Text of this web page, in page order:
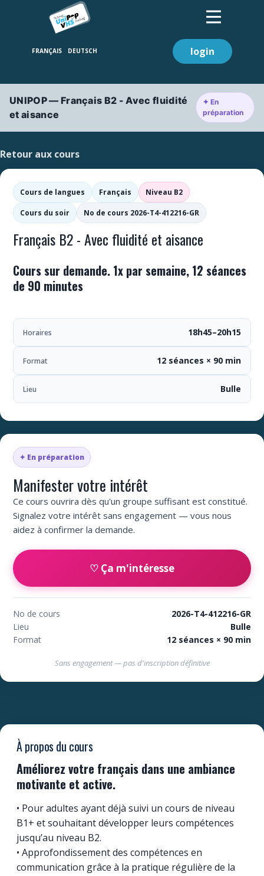
login
UNIPOP — Français B2 - Avec fluidité
et aisance
✦ En
préparation
Retour aux cours
Cours de langues Français Niveau B2
Cours du soir No de cours 2026-T4-412216-GR
Français B2 - Avec fluidité et aisance
Cours sur demande. 1x par semaine, 12 séances
de 90 minutes
Horaires 18h45–20h15
Format 12 séances × 90 min
Lieu Bulle
✦ En préparation
Manifester votre intérêt
Ce cours ouvrira dès qu'un groupe suffisant est constitué.
Signalez votre intérêt sans engagement — vous nous
aidez à confirmer la demande.
♡ Ça m'intéresse
No de cours
2026-T4-412216-GR
Lieu
Bulle
Format
12 séances × 90 min
Sans engagement — pas d'inscription définitive
À propos du cours
Améliorez votre français dans une ambiance
motivante et active.
• Pour adultes ayant déjà suivi un cours de niveau
B1+ et souhaitant développer leurs compétences
jusqu’au niveau B2.
• Approfondissement des compétences en
communication grâce à la pratique régulière de la